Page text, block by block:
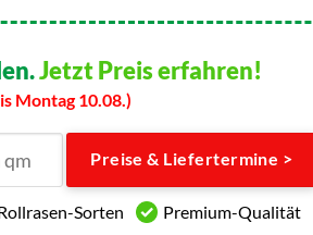
Jetzt Preis erfahren!
Montag 10.08.)
Preise & Liefertermine >
Sorten Premium-Qualität